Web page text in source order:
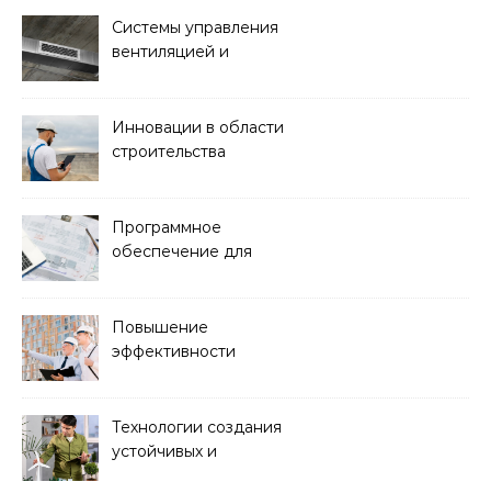
Системы управления
вентиляцией и
Инновации в области
строительства
Программное
обеспечение для
строительством
Повышение
эффективности
технологий
Технологии создания
устойчивых и